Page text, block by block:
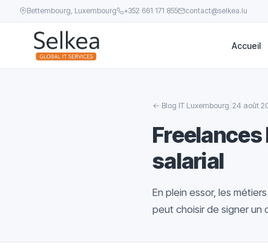
Bettembourg, Luxembourg +352 661 171 855 contact@selkea.lu
Accueil
← Blog IT Luxembourg 24 août
salarial
En plein essor, les
peut choisir de signer un